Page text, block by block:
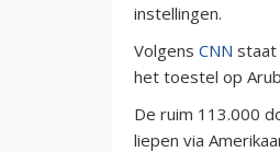
instellingen.
Volgens CNN staat
het toestel op
De ruim 113.000
liepen via